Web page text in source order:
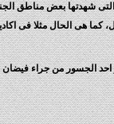
التى شهدتها بعض
الحال مثلا فى اكادير،
حوالى 10 كلم شمال اكادير تضرر